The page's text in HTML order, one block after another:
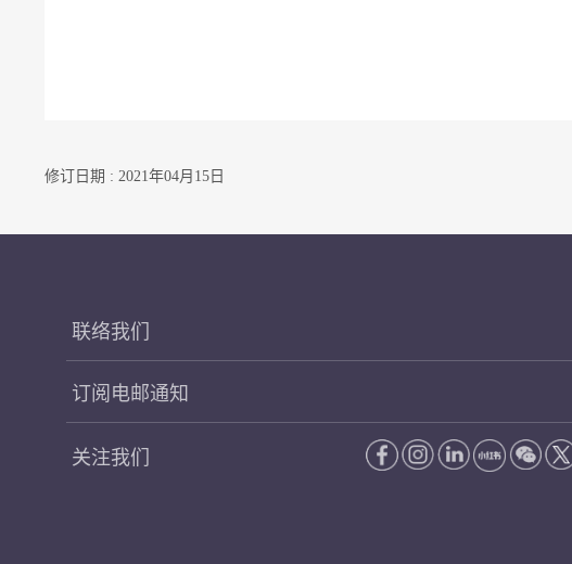
修订日期 : 2021年04月15日
联络我们
订阅电邮通知
关注我们